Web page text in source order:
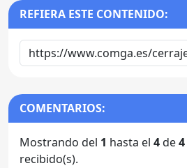
REFIERA ESTE CONTENIDO:
COMENTARIOS:
Mostrando del 1 hasta el 4de4
recibido(s).